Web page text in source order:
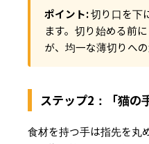
ポイント:切り口を下
ます。切り始める前
が、均一な薄切りへの
ステップ2：「猫の
食材を持つ手は指先を丸